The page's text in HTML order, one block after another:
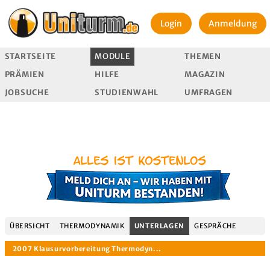
Login Anmeldung
STARTSEITE MODULE
THEMEN
PRÄMIEN
HILFE
MAGAZIN
JOBSUCHE
STUDIENWAHL UMFRAGEN
ÜBERSICHT THERMODYNAMIK UNTERLAGEN GESPRÄCHE